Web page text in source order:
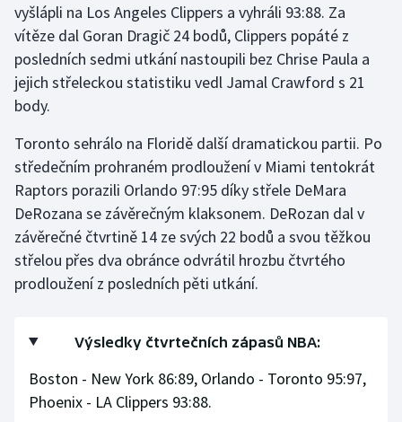
Plážový volejbal
Ragby
Rychlobruslení
Rychlostní kanoistika
Short track
Sportovní střelba
Stolní tenis
Veslování
Vodní slalom
vyšlápli na Los Angeles Clippers a vyhráli 93:88. Za
vítěze dal Goran Dragič 24 bodů, Clippers popáté z
posledních sedmi utkání nastoupili bez Chrise Paula a
jejich střeleckou statistiku vedl Jamal Crawford s 21
body.
Toronto sehrálo na Floridě další dramatickou partii. Po
středečním prohraném prodloužení v Miami tentokrát
Raptors porazili Orlando 97:95 díky střele DeMara
DeRozana se závěrečným klaksonem. DeRozan dal v
závěrečné čtvrtině 14 ze svých 22 bodů a svou těžkou
střelou přes dva obránce odvrátil hrozbu čtvrtého
prodloužení z posledních pěti utkání.
Výsledky čtvrtečních zápasů NBA:
Boston - New York 86:89, Orlando - Toronto 95:97,
Phoenix - LA Clippers 93:88.